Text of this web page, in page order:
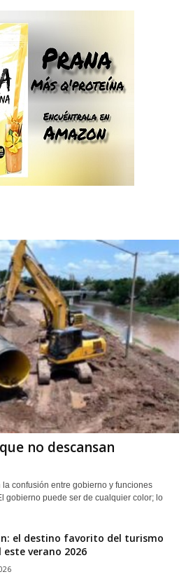
no descansan
confusión entre gobierno y funciones
gobierno puede ser de cualquier color; lo
el destino favorito del turismo
este verano 2026